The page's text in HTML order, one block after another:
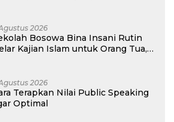
2026
Bosowa Bina Insani Rutin
Kajian Islam untuk Orang Tua,
2026
Terapkan Nilai Public Speaking
Optimal